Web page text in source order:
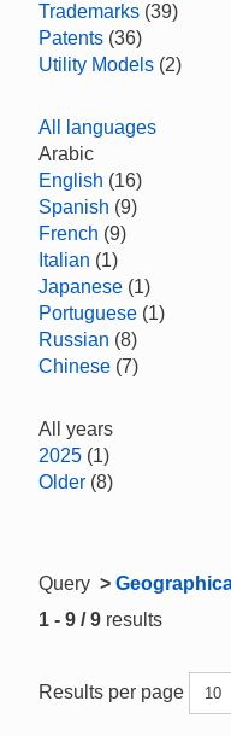
Trademarks (39)
Patents (36)
Utility Models (2)
All languages
Arabic
English (16)
Spanish (9)
French (9)
Italian (1)
Japanese (1)
Portuguese (1)
Russian (8)
Chinese (7)
All years
2025 (1)
Older (8)
Query >
1 - 9 / 9 results
Results per page